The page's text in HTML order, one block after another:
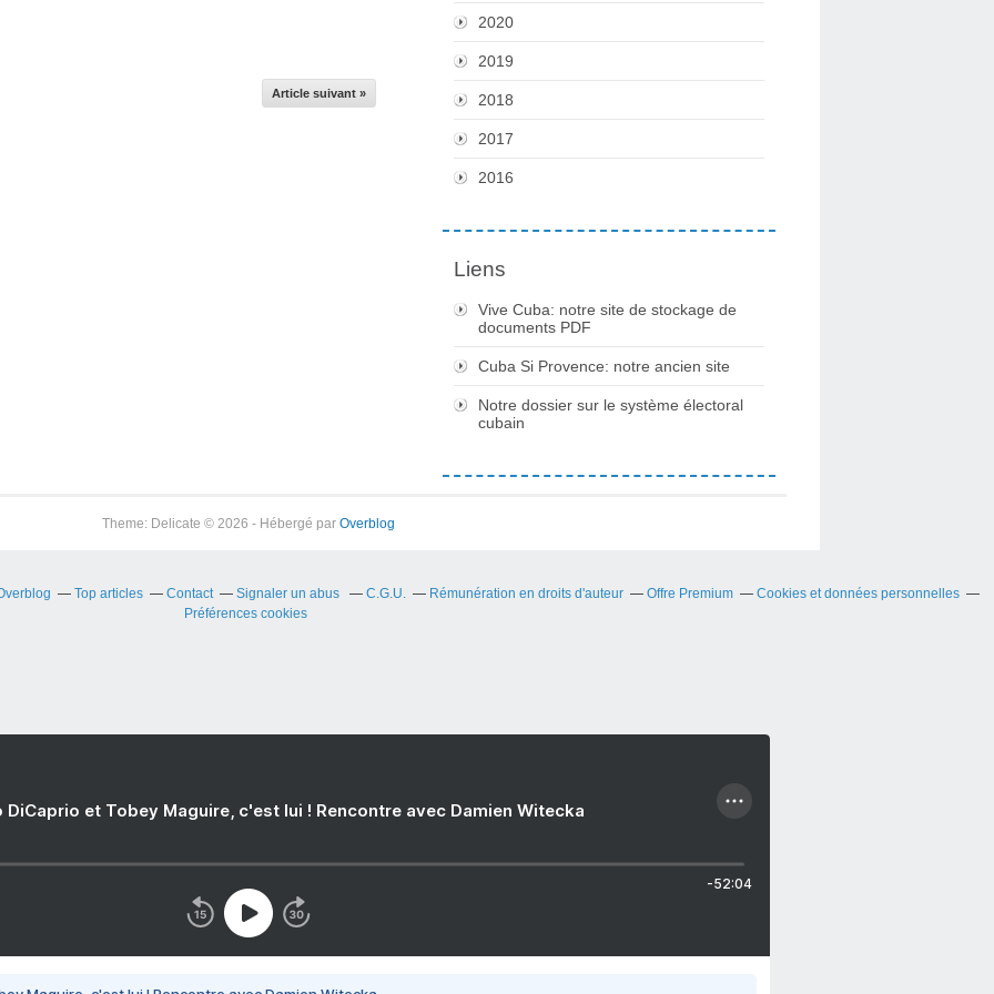
Article suivant »
2020
2019
2018
2017
2016
Liens
Vive Cuba: notre site de stockage de
documents PDF
Cuba Si Provence: notre ancien site
Notre dossier sur le système électoral
cubain
Theme: Delicate © 2026 - Hébergé par Overblog
Top articles Contact Signaler un abus C.G.U. Rémunération en droits d'auteur Offre Premium
Cookies et données personnelles
Préférences cookies
DiCaprio et Tobey Maguire, c'est lui ! Rencontre avec Damien Witecka
-52:04